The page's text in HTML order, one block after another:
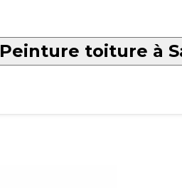
Peinture toiture à